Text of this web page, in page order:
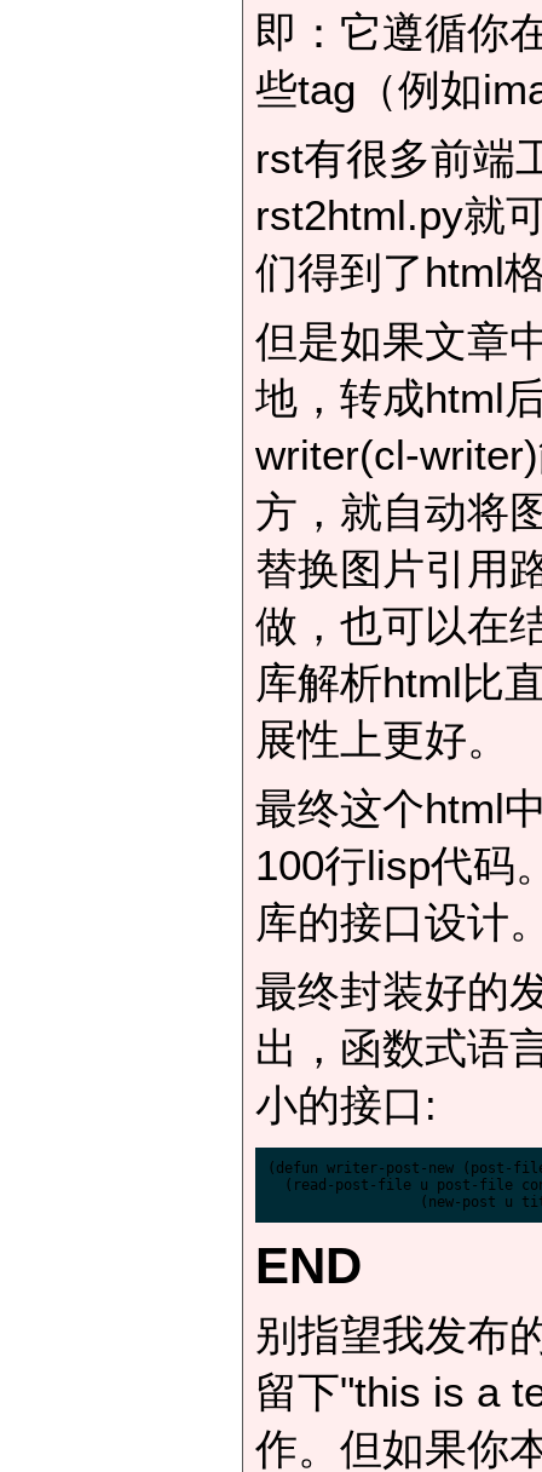
即：它遵循你
些tag（例如
rst有很多前端
rst2html.py就
们得到了html
但是如果文章
地，转成html
writer(cl-
方，就自动将
替换图片引用
做，也可以在
库解析html比
展性上更好。
最终这个html
100行lisp代码
库的接口设计
最终封装好的
出，函数式语
小的接口:
(defun writer-post-new (post-
(read-post-file u post-file
END
别指望我发布
留下"this is a
作。但如果你